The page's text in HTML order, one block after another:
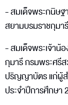
- สมเด็จพระกนิษฐ
สยามบรมราชกุมา
- สมเด็จพระเจ้า
กุมารี กรมพระศรี
ปริญญาบัตร แก่ผู้ส
ประจำปีการศึกษา